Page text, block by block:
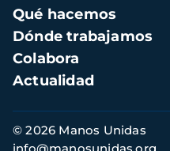
principal
Qué hacemos
Dónde trabajamos
Colabora
Actualidad
Información
de
© 2026 Manos Unidas